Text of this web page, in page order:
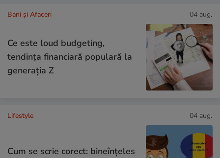
Bani și Afaceri 04 aug.
Ce este loud budgeting,
tendința financiară populară la
generația Z
Lifestyle 04 aug.
Cum se scrie corect: bineînțeles